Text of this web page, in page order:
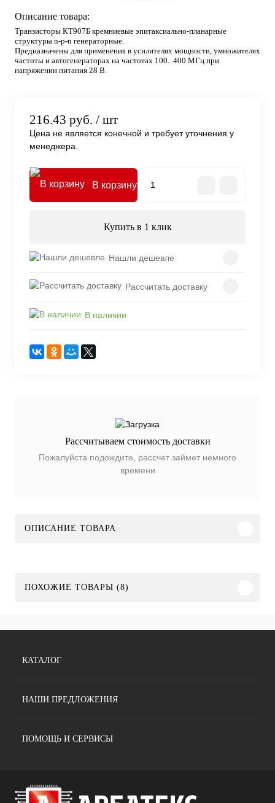
Описание товара:
Транзисторы КТ907Б кремниевые эпитаксиально-планарные
структуры n-p-n генераторные.
Предназначены для применения в усилителях мощности, умножителях
частоты и автогенераторах на частотах 100...400 МГц при
напряжении питания 28 В.
216.43 руб. / шт
Цена не является конечной и требует уточнения у
менеджера.
В корзину
Купить в 1 клик
Нашли дешевле
Рассчитать доставку
В наличии
Рассчитываем стоимость доставки
Пожалуйста подождите, рассчет займет немного
времени
ОПИСАНИЕ ТОВАРА
ПОХОЖИЕ ТОВАРЫ (8)
КАТАЛОГ
НАШИ ПРЕДЛОЖЕНИЯ
ПОМОЩЬ И СЕРВИСЫ